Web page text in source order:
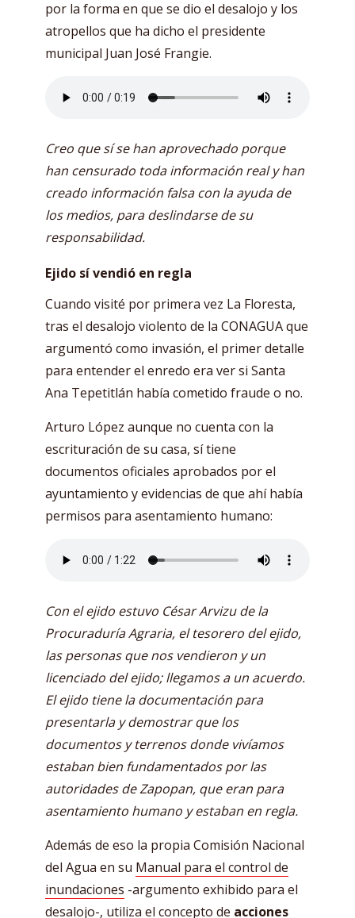
por la forma en que se dio el desalojo y los
atropellos que ha dicho el presidente
municipal Juan José Frangie.
Creo que sí se han aprovechado porque
han censurado toda información real y han
creado información falsa con la ayuda de
los medios, para deslindarse de su
responsabilidad.
Ejido sí vendió en regla
Cuando visité por primera vez La Floresta,
tras el desalojo violento de la CONAGUA que
argumentó como invasión, el primer detalle
para entender el enredo era ver si Santa
Ana Tepetitlán había cometido fraude o no.
Arturo López aunque no cuenta con la
escrituración de su casa, sí tiene
documentos oficiales aprobados por el
ayuntamiento y evidencias de que ahí había
permisos para asentamiento humano:
Con el ejido estuvo César Arvizu de la
Procuraduría Agraria, el tesorero del ejido,
las personas que nos vendieron y un
licenciado del ejido; llegamos a un acuerdo.
El ejido tiene la documentación para
presentarla y demostrar que los
documentos y terrenos donde vivíamos
estaban bien fundamentados por las
autoridades de Zapopan, que eran para
asentamiento humano y estaban en regla.
Además de eso la propia Comisión Nacional
del Agua en su Manual para el control de
inundaciones -argumento exhibido para el
desalojo-, utiliza el concepto de acciones